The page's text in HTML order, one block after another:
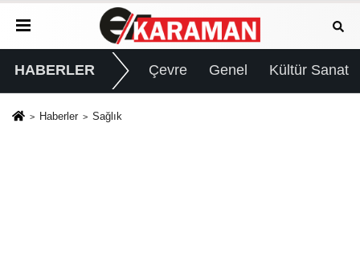
HABERLER Çevre Genel Kültür Sanat
Haberler Sağlık